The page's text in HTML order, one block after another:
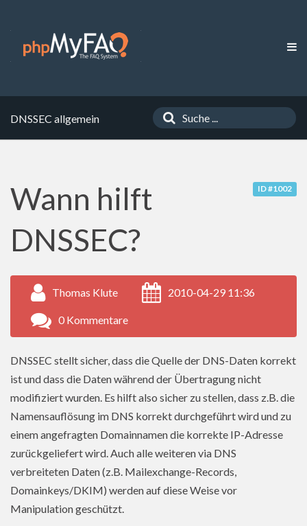
DNSSEC allgemein
ID #1002
Wann hilft
DNSSEC?
Thomas Klute 2010-04-29 11:36
0 Kommentare
DNSSEC stellt sicher, dass die Quelle der DNS-Daten korrekt
ist und dass die Daten während der Übertragung nicht
modifiziert wurden. Es hilft also sicher zu stellen, dass z.B. die
Namensauflösung im DNS korrekt durchgeführt wird und zu
einem angefragten Domainnamen die korrekte IP-Adresse
zurückgeliefert wird. Auch alle weiteren via DNS
verbreiteten Daten (z.B. Mailexchange-Records,
Domainkeys/DKIM) werden auf diese Weise vor
Manipulation geschützt.